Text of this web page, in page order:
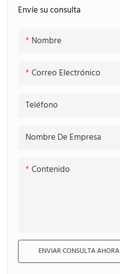
Envíe su consulta
Nombre
Correo Electrónico
Teléfono
Nombre De Empresa
Contenido
ENVIAR CONSULTA AHORA